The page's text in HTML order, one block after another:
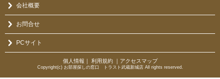
会社概要
お問合せ
PCサイト
個人情報 ｜ 利用規約｜ アクセスマップ
Copyright(c) お部屋探しの窓口 トラスト武蔵新城店 All rights reserved.